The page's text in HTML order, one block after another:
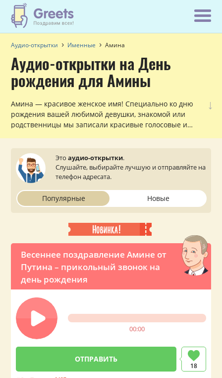
Аудио-открытки Именные Амина
Аудио-открытки на День
рождения для Амины
↓
Амина — красивое женское имя! Специально ко дню
рождения вашей любимой девушки, знакомой или
родственницы мы записали красивые голосовые и
мобильный телефон.
Этоаудио-открытки.
Слушайте, выбирайте лучшую и отправляйте на
телефон адресата.
Популярные Новые
Весеннее поздравление Амине от
Путина – прикольный звонок на
день рождения
00:00
18